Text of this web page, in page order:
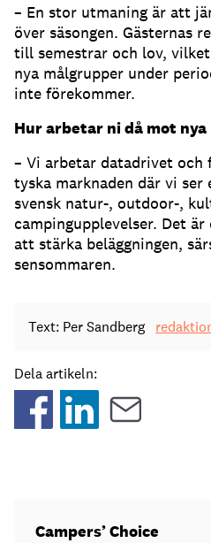
– En stor utmaning är att
över säsongen. Gästernas
till semestrar och lov,
nya målgrupper under
inte förekommer.
Hur arbetar ni då mot
– Vi arbetar datadrivet och
tyska marknaden där vi
svensk natur-, outdoor-,
campingupplevelser. Det
att stärka beläggningen,
sensommaren.
Text: Per Sandberg
Dela artikeln:
Campers’ Choice